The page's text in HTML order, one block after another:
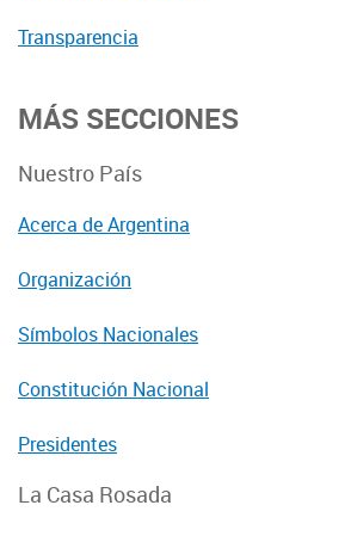
Transparencia
MÁS SECCIONES
Nuestro País
Acerca de Argentina
Organización
Símbolos Nacionales
Constitución Nacional
Presidentes
La Casa Rosada